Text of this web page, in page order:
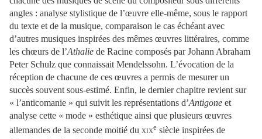
angles : analyse stylistique de l’œuvre elle-même, sous le rapport
du texte et de la musique, comparaison le cas échéant avec
d’autres musiques inspirées des mêmes œuvres littéraires, comme
les chœurs de l’Athalie de Racine composés par Johann Abraham
Peter Schulz que connaissait Mendelssohn. L’évocation de la
réception de chacune de ces œuvres a permis de mesurer un
succès souvent sous-estimé. Enfin, le dernier chapitre revient sur
« l’anticomanie » qui suivit les représentations d’Antigone et
analyse cette « mode » esthétique ainsi que plusieurs œuvres
allemandes de la seconde moitié du xixe siècle inspirées de